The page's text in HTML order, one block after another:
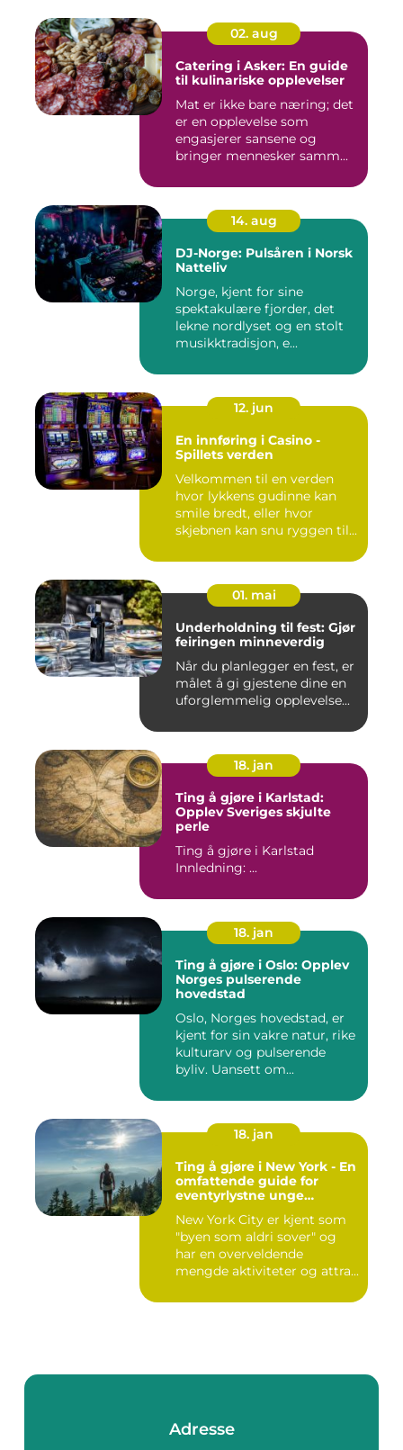
02. aug
Catering i Asker: En guide
til kulinariske opplevelser
Mat er ikke bare næring; det
er en opplevelse som
engasjerer sansene og
bringer mennesker samm...
14. aug
DJ-Norge: Pulsåren i Norsk
Natteliv
Norge, kjent for sine
spektakulære fjorder, det
lekne nordlyset og en stolt
musikktradisjon, e...
12. jun
En innføring i Casino -
Spillets verden
Velkommen til en verden
hvor lykkens gudinne kan
smile bredt, eller hvor
skjebnen kan snu ryggen til...
01. mai
Underholdning til fest: Gjør
feiringen minneverdig
Når du planlegger en fest, er
målet å gi gjestene dine en
uforglemmelig opplevelse...
18. jan
Ting å gjøre i Karlstad:
Opplev Sveriges skjulte
perle
Ting å gjøre i Karlstad
Innledning: ...
18. jan
Ting å gjøre i Oslo: Opplev
Norges pulserende
hovedstad
Oslo, Norges hovedstad, er
kjent for sin vakre natur, rike
kulturarv og pulserende
byliv. Uansett om...
18. jan
Ting å gjøre i New York - En
omfattende guide for
eventyrlystne unge
New York City er kjent som
"byen som aldri sover" og
har en overveldende
mengde aktiviteter og attra...
Adresse